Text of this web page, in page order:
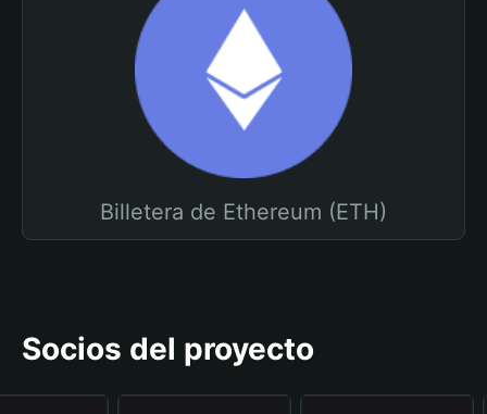
Billetera de Ethereum (ETH)
Socios del proyecto